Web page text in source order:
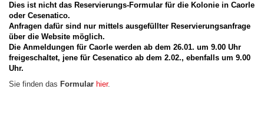
Dies ist nicht das Reservierungs-Formular für die Kolonie in Caorle
oder Cesenatico.
Anfragen dafür sind nur mittels ausgefüllter Reservierungsanfrage
über die Website möglich.
Die Anmeldungen für Caorle werden ab dem 26.01. um 9.00 Uhr
freigeschaltet, jene für Cesenatico ab dem 2.02., ebenfalls um 9.00
Uhr.
Sie finden das Formular hier.